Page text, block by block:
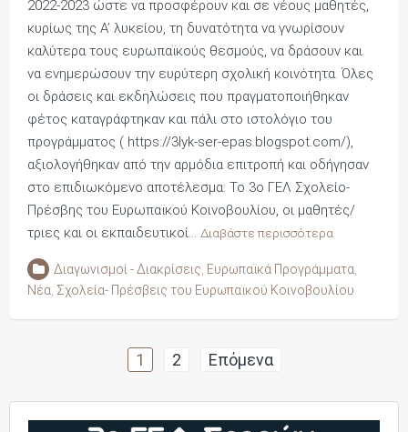
2022-2023 ώστε να προσφέρουν και σε νέους μαθητές,
κυρίως της Α’ λυκείου, τη δυνατότητα να γνωρίσουν
καλύτερα τους ευρωπαϊκούς θεσμούς, να δράσουν και
να ενημερώσουν την ευρύτερη σχολική κοινότητα. Όλες
οι δράσεις και εκδηλώσεις που πραγματοποιήθηκαν
φέτος καταγράφτηκαν και πάλι στο ιστολόγιο του
προγράμματος ( https://3lyk-ser-epas.blogspot.com/),
αξιολογήθηκαν από την αρμόδια επιτροπή και οδήγησαν
στο επιδιωκόμενο αποτέλεσμα: Το 3ο ΓΕΛ Σχολείο-
Πρέσβης του Ευρωπαϊκού Κοινοβουλίου, οι μαθητές/
τριες και οι εκπαιδευτικοί… Διαβάστε περισσότερα
Διαγωνισμοί - Διακρίσεις, Ευρωπαϊκά Προγράμματα,
Νέα, Σχολεία- Πρέσβεις του Ευρωπαϊκού Κοινοβουλίου
1 2 Επόμενα